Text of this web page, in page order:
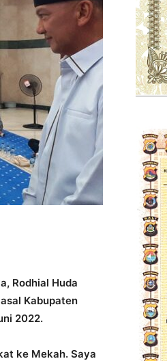
Rodhial Huda
Kabupaten
2022.
ke Mekah. Saya